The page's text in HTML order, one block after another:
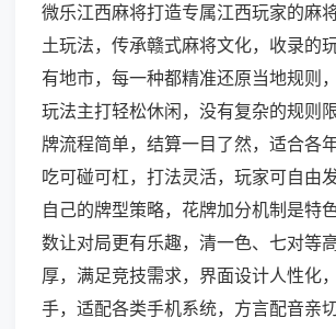
微乐江西麻将打造专属江西玩家的麻
土玩法，传承赣式麻将文化，收录的
有地市，每一种都精准还原当地规则
玩法主打轻松休闲，没有复杂的规则
牌流程简单，结算一目了然，适合各
吃可碰可杠，打法灵活，玩家可自由
自己的牌型策略，花牌加分机制是特
数让对局更有乐趣，清一色、七对等
厚，满足竞技需求，界面设计人性化
手，适配各类手机系统，方言配音亲